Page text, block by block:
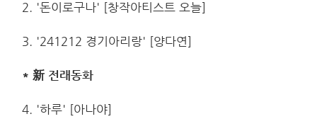
2. '돈이로구나' [창작아티스트 오늘]
3. '241212 경기아리랑' [양다연]
*新 전래동화
4. '하루' [아나야]